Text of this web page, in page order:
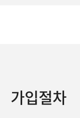
가입절차